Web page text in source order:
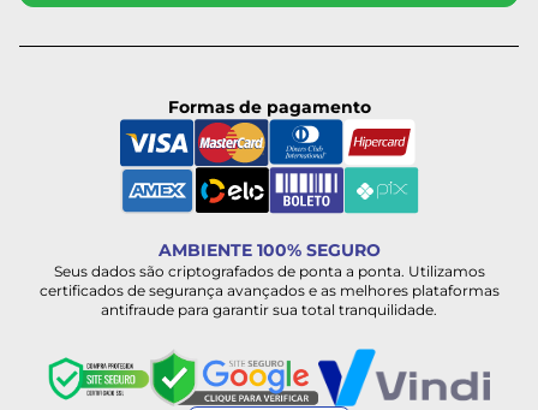
Formas de pagamento
AMBIENTE 100% SEGURO
Seus dados são criptografados de ponta a ponta. Utilizamos
certificados de segurança avançados e as melhores plataformas
antifraude para garantir sua total tranquilidade.